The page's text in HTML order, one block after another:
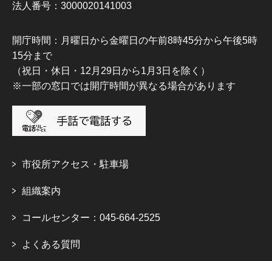
法人番号：3000020141003
開庁時間：月曜日から金曜日の午前8時45分から午後5時
15分まで
（祝日・休日・12月29日から1月3日を除く）
※一部の窓口では開庁時間が異なる場合があります
市役所アクセス・駐車場
組織案内
コールセンター：045-664-2525
よくある質問